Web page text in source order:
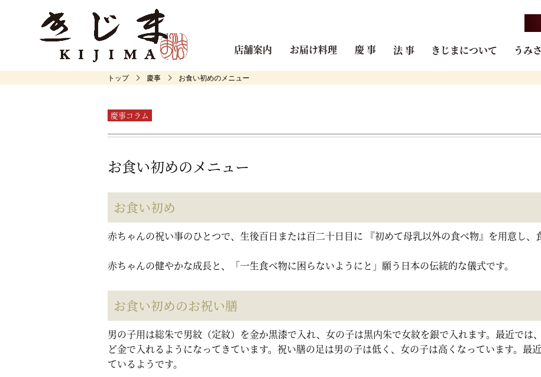
店舗案内 お届け料理 慶 事 法 事 きじまについて うみ
トップ 慶事 お食い初めのメニュー
慶事コラム
お食い初めのメニュー
お食い初め
赤ちゃんの祝い事のひとつで、生後百日または百二十日目に 『初めて母乳以外の食べ物』を用意し、
赤ちゃんの健やかな成長と、「一生食べ物に困らないようにと」願う日本の伝統的な儀式です。
お食い初めのお祝い膳
男の子用は総朱で男紋（定紋）を金か黒漆で入れ、女の子は黒内朱で女紋を銀で入れます。最近では
ど金で入れるようになってきています。祝い膳の足は男の子は低く、女の子は高くなっています。最
ているようです。